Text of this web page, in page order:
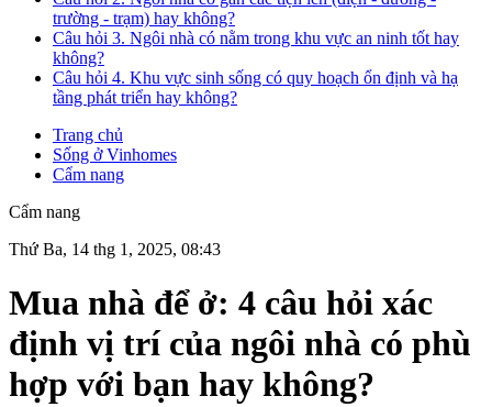
trường - trạm) hay không?
Câu hỏi 3. Ngôi nhà có nằm trong khu vực an ninh tốt hay
không?
Câu hỏi 4. Khu vực sinh sống có quy hoạch ổn định và hạ
tầng phát triển hay không?
Trang chủ
Sống ở Vinhomes
Cẩm nang
Cẩm nang
Thứ Ba, 14 thg 1, 2025, 08:43
Mua nhà để ở: 4 câu hỏi xác
định vị trí của ngôi nhà có phù
hợp với bạn hay không?